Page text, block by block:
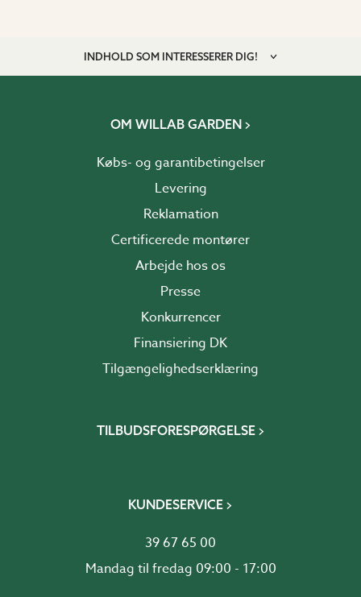
INDHOLD SOM INTERESSERER DIG!
OM WILLAB GARDEN
Købs- og garantibetingelser
Levering
Reklamation
Certificerede montører
Arbejde hos os
Presse
Konkurrencer
Finansiering DK
Tilgængelighedserklæring
TILBUDSFORESPØRGELSE
KUNDESERVICE
39 67 65 00
Mandag til fredag 09:00 - 17:00